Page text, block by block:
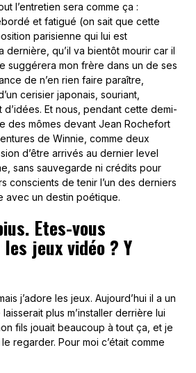
l’entretien sera comme ça :
et fatigué (on sait que cette
parisienne qui lui est
dernière, qu’il va bientôt mourir car il
suggérera mon frère dans un de ses
de n’en rien faire paraître,
cerisier japonais, souriant,
Et nous, pendant cette demi-
des mômes devant Jean Rochefort
de Winnie, comme deux
d’être arrivés au dernier level
sans sauvegarde ni crédits pour
conscients de tenir l’un des derniers
avec un destin poétique.
Etes-vous
jeux vidéo ? Y
j’adore les jeux. Aujourd’hui il a un
plus m’installer derrière lui
fils jouait beaucoup à tout ça, et je
regarder. Pour moi c’était comme